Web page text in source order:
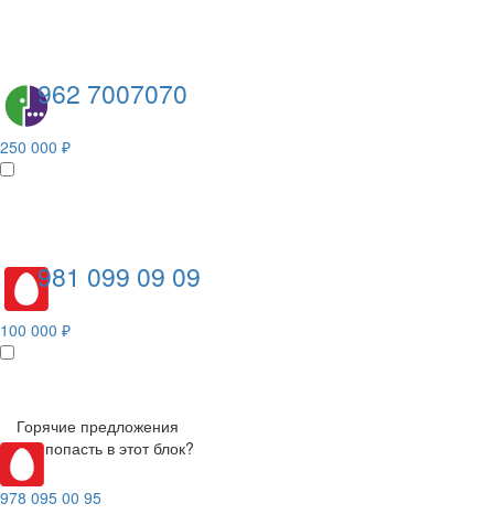
962 7007070
250 000 ₽
981 099 09 09
100 000 ₽
Горячие предложения
Как попасть в этот блок?
978 095 00 95